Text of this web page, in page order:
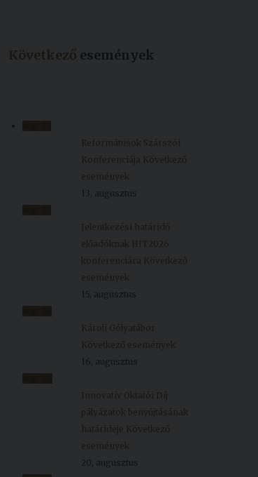
Következő események
Reformátusok Szárszói
Konferenciája Következő
események
13, augusztus
Jelentkezési határidő
előadóknak HIT2026
konferenciára Következő
események
15, augusztus
Károli Gólyatábor
Következő események
16, augusztus
Innovatív Oktatói Díj
pályázatok benyújtásának
határideje Következő
események
20, augusztus